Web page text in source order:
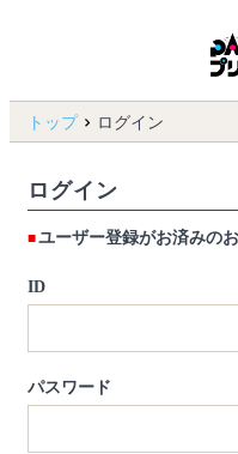
トップ ログイン
ログイン
ユーザー登録がお済みの
ID
パスワード